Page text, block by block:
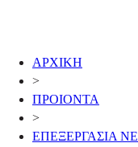
ΑΡΧΙΚΗ
>
ΠΡΟΙΟΝΤΑ
>
ΕΠΕΞΕΡΓΑΣΙΑ